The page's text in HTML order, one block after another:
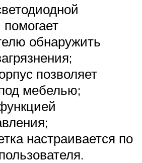
помогает
обнаружить
позволяет
мебелью;
настраивается по